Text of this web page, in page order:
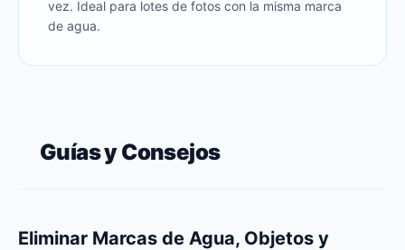
vez. Ideal para lotes de fotos con la misma marca
de agua.
Guías y Consejos
Eliminar Marcas de Agua, Objetos y